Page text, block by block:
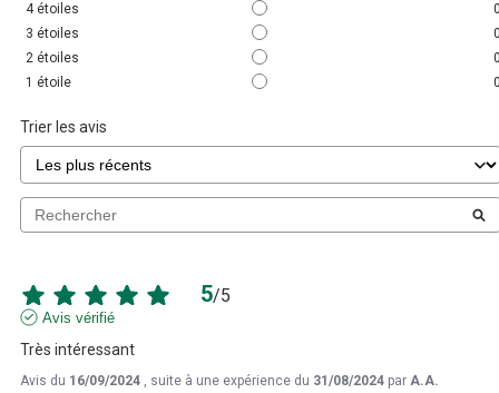
4 étoiles
3 étoiles
2 étoiles
1 étoile
Trier les avis
5/5
Avis vérifié
Très intéressant
Avis du 16/09/2024 , suite à une expérience du 31/08/2024 par A.A.